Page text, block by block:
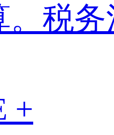
。税
+